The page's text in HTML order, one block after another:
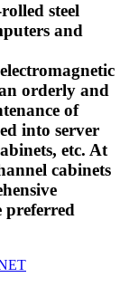
steel
and
orderly and
of
into server
etc. At
cabinets
preferred